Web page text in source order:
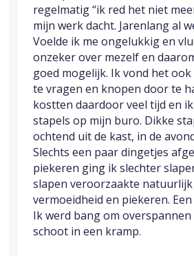
regelmatig “ik red het niet
mijn werk dacht. Jarenlang al
Voelde ik me ongelukkig en
onzeker over mezelf en
goed mogelijk. Ik vond het
te vragen en knopen door te
kostten daardoor veel tijd en
stapels op mijn buro. Dikke
ochtend uit de kast, in de
Slechts een paar dingetjes
piekeren ging ik slechter
slapen veroorzaakte
vermoeidheid en piekeren.
Ik werd bang om
schoot in een kramp.